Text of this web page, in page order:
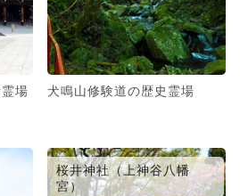
場 犬鳴山修験道の歴史霊場
桜井神社（上神谷八幡
宮）